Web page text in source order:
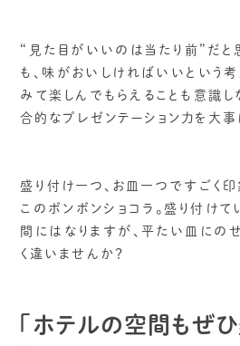
“見た目がいいのは当たり前”だと
も、味がおいしければいいという
みて楽しんでもらえることも意識
合的なプレゼンテーション力を大事
盛り付け一つ、お皿一つですごく
このボンボンショコラ。盛り付け
間にはなりますが、平たい皿にの
く違いませんか？
「ホテルの空間もぜ